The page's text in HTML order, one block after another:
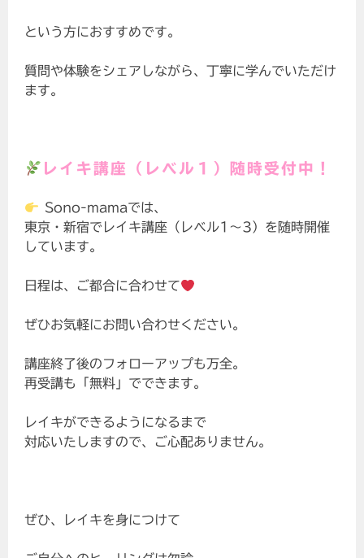
という方におすすめです。
質問や体験をシェアしながら、丁寧に学んでいただけ
ます。
レイキ講座（レベル１）随時受付中！
Sono-mamaでは、
東京・新宿でレイキ講座（レベル1〜3）を随時開催
しています。
日程は、ご都合に合わせて
ぜひお気軽にお問い合わせください。
講座終了後のフォローアップも万全。
再受講も「無料」でできます。
レイキができるようになるまで
対応いたしますので、ご心配ありません。
ぜひ、レイキを身につけて